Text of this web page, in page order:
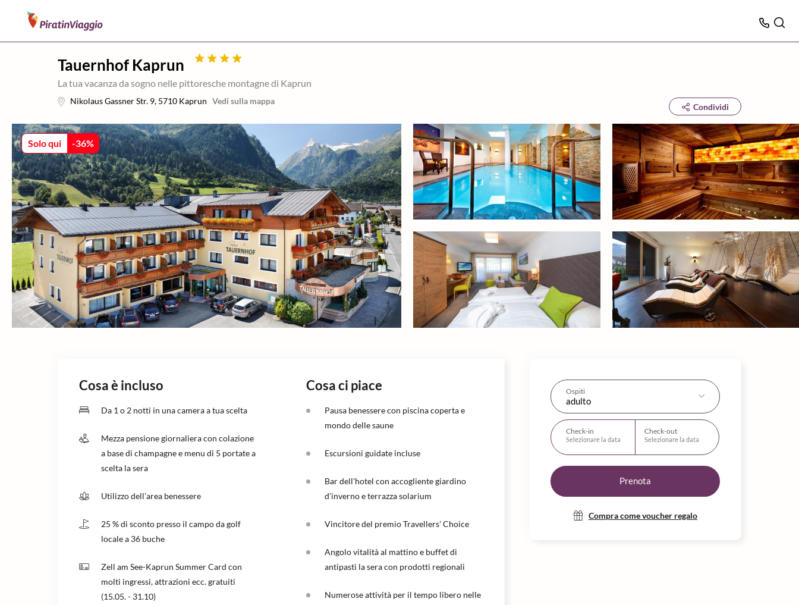
Tauernhof Kaprun
La tua vacanza da sogno nelle pittoresche montagne di Kaprun
Nikolaus Gassner Str. 9, 5710 Kaprun Vedi sulla mappa
Condividi
Solo qui -36%
Ospiti
adulto
Check-in
Selezionare la data
Check-out
Selezionare la data
Prenota
Compra come voucher regalo
Cosa è incluso
Da 1 o 2 notti in una camera a tua scelta
Mezza pensione giornaliera con colazione
a base di champagne e menu di 5 portate a
scelta la sera
Utilizzo dell'area benessere
25 % di sconto presso il campo da golf
locale a 36 buche
Zell am See-Kaprun Summer Card con
molti ingressi, attrazioni ecc. gratuiti
(15.05. - 31.10)
Cosa ci piace
Pausa benessere con piscina coperta e
mondo delle saune
Escursioni guidate incluse
Bar dell'hotel con accogliente giardino
d'inverno e terrazza solarium
Vincitore del premio Travellers' Choice
Angolo vitalità al mattino e buffet di
antipasti la sera con prodotti regionali
Numerose attività per il tempo libero nelle